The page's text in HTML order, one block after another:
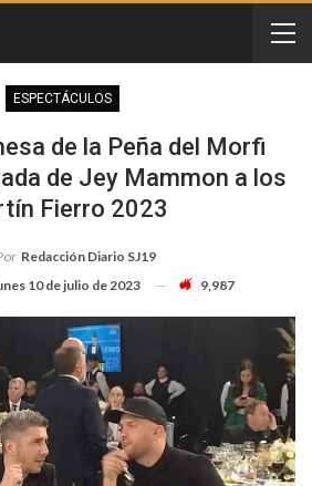
ESPECTÁCULOS
de la Peña del Morfi
de Jey Mammon a los
Fierro 2023
Redacción Diario SJ19
10 de julio de 2023 9,987